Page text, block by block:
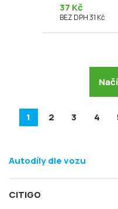
37 Kč
BEZ DPH 31 Kč
1 2 3 4
Autodíly dle vozu
CITIGO